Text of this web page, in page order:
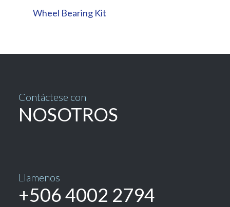
Wheel Bearing Kit
Contáctese con
NOSOTROS
Llamenos
+506 4002 2794